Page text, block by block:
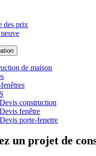
des prix
de maison
Devis construction
Devis fenêtre
Devis porte-fenetre
un projet de